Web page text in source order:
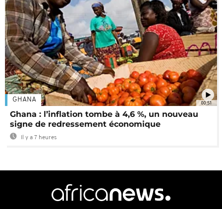
00:51
GHANA
Ghana : l’inflation tombe à 4,6 %, un nouveau
signe de redressement économique
Il y a 7 heures